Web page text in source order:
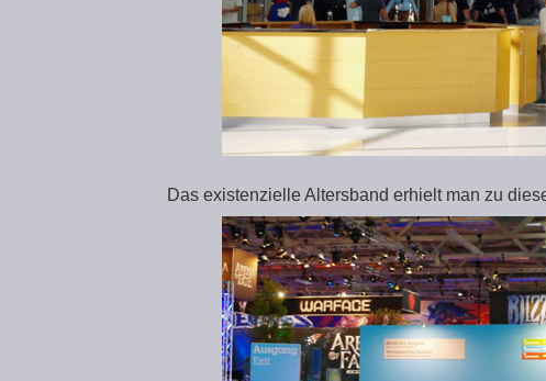
Das existenzielle Altersband erhielt man zu